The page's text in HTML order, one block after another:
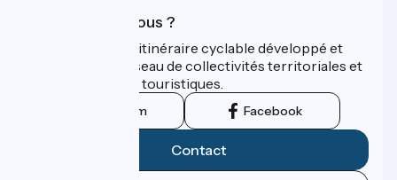
Qui sommes-nous ?
ViaRhôna est un itinéraire cyclable développé et
promu par un réseau de collectivités territoriales et
leurs institutions touristiques.
Instagram Facebook
Contact